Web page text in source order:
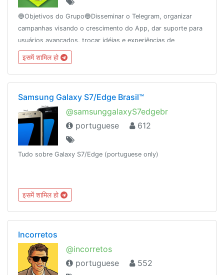
🔵Objetivos do Grupo🔵Disseminar o Telegram, organizar
campanhas visando o crescimento do App, dar suporte para
usuários avançados, trocar idéias e experiências de
tecnologia, agregando usuários pela interação.REGRAS👉
https://t.me/GrupoTelegramBR/434
इसमें शामिल हो
Samsung Galaxy S7/Edge Brasil™
@samsunggalaxyS7edgebr
portuguese
612
Tudo sobre Galaxy S7/Edge (portuguese only)
इसमें शामिल हो
Incorretos
@incorretos
portuguese
552